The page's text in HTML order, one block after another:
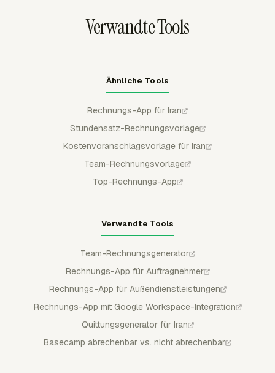
Verwandte Tools
Ähnliche Tools
Rechnungs-App für Iran
Stundensatz-Rechnungsvorlage
Kostenvoranschlagsvorlage für Iran
Team-Rechnungsvorlage
Top-Rechnungs-App
Verwandte Tools
Team-Rechnungsgenerator
Rechnungs-App für Auftragnehmer
Rechnungs-App für Außendienstleistungen
Rechnungs-App mit Google Workspace-Integration
Quittungsgenerator für Iran
Basecamp abrechenbar vs. nicht abrechenbar